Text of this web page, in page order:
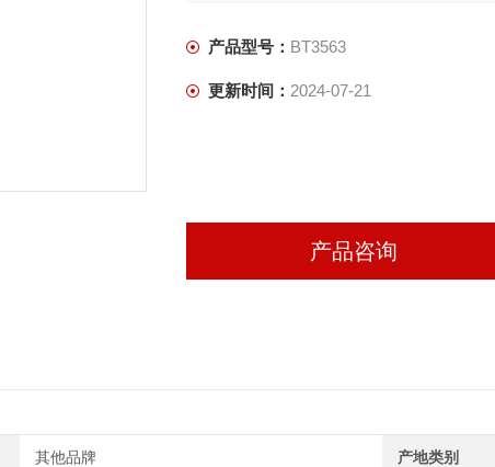
产品型号： BT3563
更新时间： 2024-07-21
产品咨询
其他品牌 产地类别